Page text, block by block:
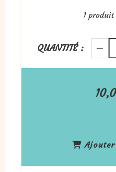
1produit
QUANTITÉ :